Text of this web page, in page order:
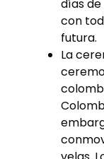
días
con
futura.
La